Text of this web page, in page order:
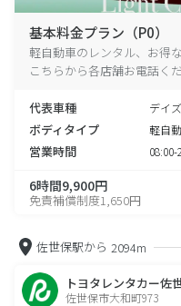
基本料金プラン（P0）
軽自動車のレンタル、お得
こちらから各店舗お電話くだ
代表車種 デイ
ボディタイプ 軽自
営業時間 08:00-
6時間9,900円
免責補償制度1,650円
佐世保駅から 2094m
トヨタレンタカー佐
佐世保市大和町973